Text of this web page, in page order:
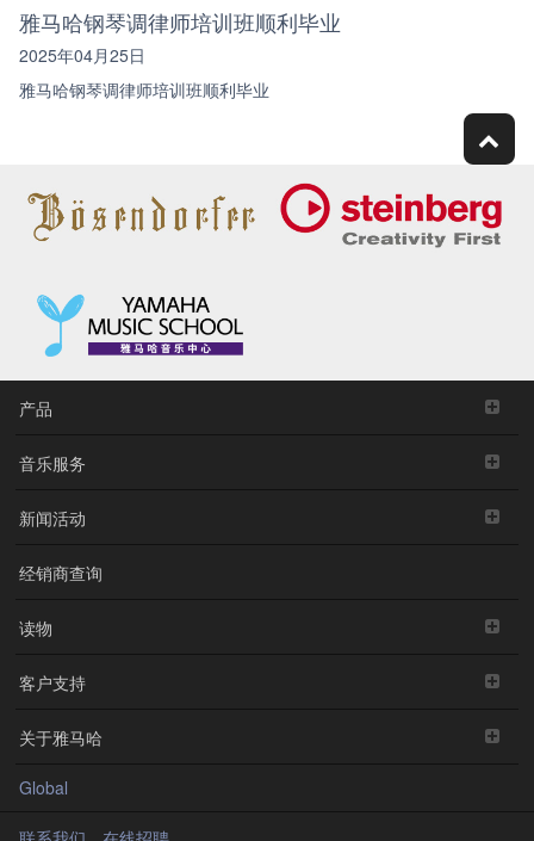
雅马哈钢琴调律师培训班顺利毕业
2025年04月25日
雅马哈钢琴调律师培训班顺利毕业
产品
音乐服务
新闻活动
经销商查询
读物
客户支持
关于雅马哈
Global